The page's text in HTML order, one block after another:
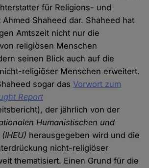
für Religions- und
Shaheed dar. Shaheed hat
Amtszeit nicht nur die
religiösen Menschen
seinen Blick auch auf die
religiöser Menschen erweitert.
sogar dasVorwort zum
Report
der jährlich von der
Humanistischen und
herausgegeben wird und die
nicht-religiöser
thematisiert. Einen Grund für die